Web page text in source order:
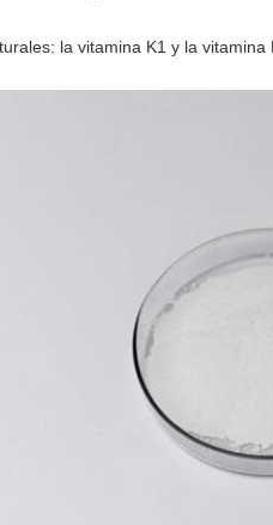
la vitamina K1 y la vitamina